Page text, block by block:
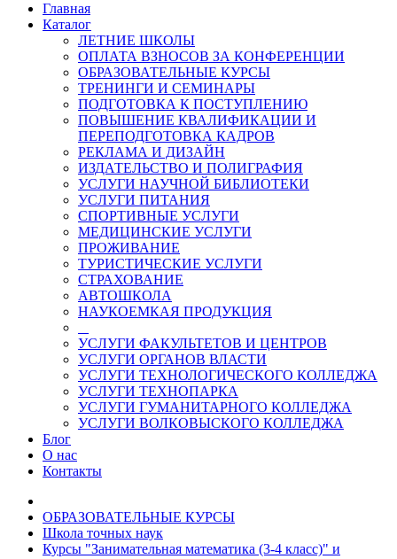
Главная
Каталог
ЛЕТНИЕ ШКОЛЫ
ОПЛАТА ВЗНОСОВ ЗА КОНФЕРЕНЦИИ
ОБРАЗОВАТЕЛЬНЫЕ КУРСЫ
ТРЕНИНГИ И СЕМИНАРЫ
ПОДГОТОВКА К ПОСТУПЛЕНИЮ
ПОВЫШЕНИЕ КВАЛИФИКАЦИИ И
ПЕРЕПОДГОТОВКА КАДРОВ
РЕКЛАМА И ДИЗАЙН
ИЗДАТЕЛЬСТВО И ПОЛИГРАФИЯ
УСЛУГИ НАУЧНОЙ БИБЛИОТЕКИ
УСЛУГИ ПИТАНИЯ
СПОРТИВНЫЕ УСЛУГИ
МЕДИЦИНСКИЕ УСЛУГИ
ПРОЖИВАНИЕ
ТУРИСТИЧЕСКИЕ УСЛУГИ
СТРАХОВАНИЕ
АВТОШКОЛА
НАУКОЕМКАЯ ПРОДУКЦИЯ
УСЛУГИ ФАКУЛЬТЕТОВ И ЦЕНТРОВ
УСЛУГИ ОРГАНОВ ВЛАСТИ
УСЛУГИ ТЕХНОЛОГИЧЕСКОГО КОЛЛЕДЖА
УСЛУГИ ТЕХНОПАРКА
УСЛУГИ ГУМАНИТАРНОГО КОЛЛЕДЖА
УСЛУГИ ВОЛКОВЫСКОГО КОЛЛЕДЖА
Блог
О нас
Контакты
ОБРАЗОВАТЕЛЬНЫЕ КУРСЫ
Школа точных наук
Курсы "Занимательная математика (3-4 класс)" и